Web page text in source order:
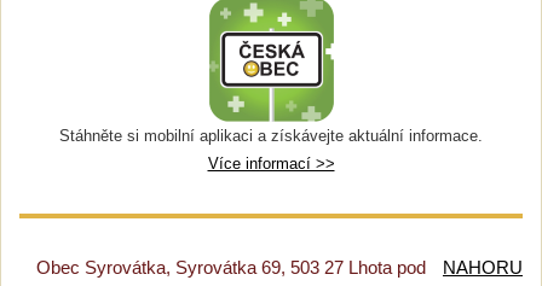
Stáhněte si mobilní aplikaci a získávejte aktuální informace.
Více informací >>
NAHORU
Obec Syrovátka, Syrovátka 69, 503 27 Lhota pod